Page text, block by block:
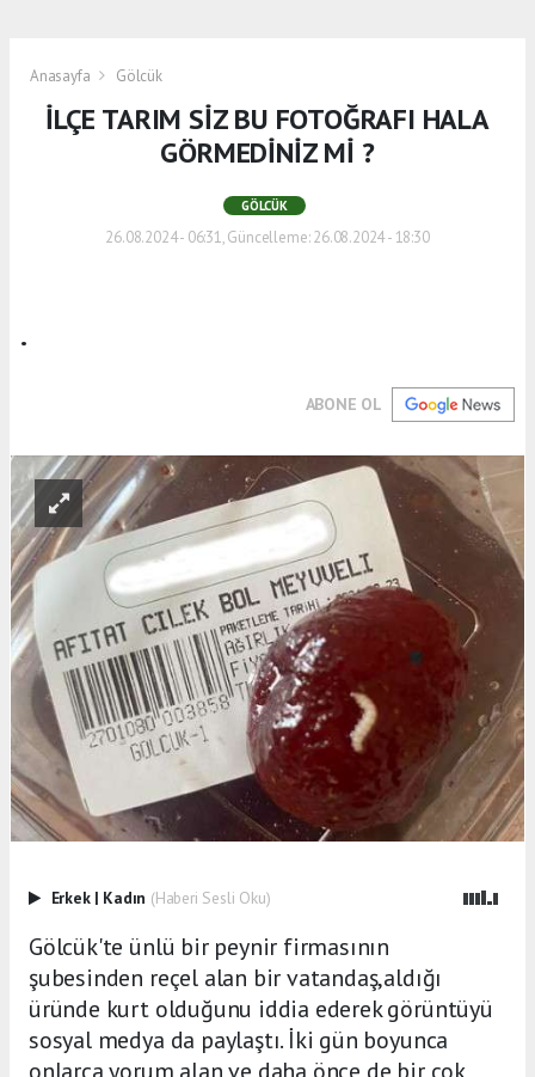
Anasayfa Gölcük
İLÇE TARIM SİZ BU FOTOĞRAFI HALA
GÖRMEDİNİZ Mİ ?
GÖLCÜK
26.08.2024 - 06:31, Güncelleme: 26.08.2024 - 18:30
.
ABONE OL
Erkek | Kadın (Haberi Sesli Oku)
Gölcük'te ünlü bir peynir firmasının
şubesinden reçel alan bir vatandaş,aldığı
üründe kurt olduğunu iddia ederek görüntüyü
sosyal medya da paylaştı. İki gün boyunca